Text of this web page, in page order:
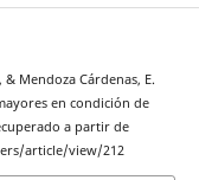
Mendoza Cárdenas, E.
en condición de
a partir de
article/view/212